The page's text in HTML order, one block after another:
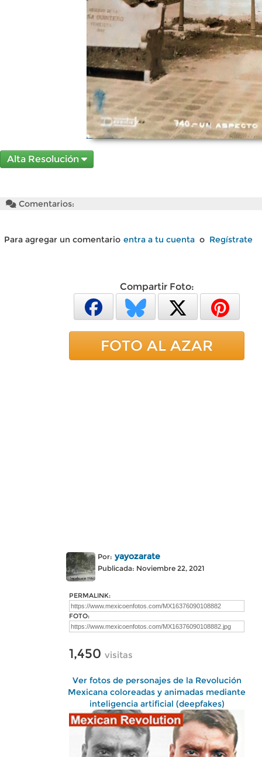
Alta Resolución
Comentarios:
Para agregar un comentario entra a tu cuenta o Regístrate
Compartir Foto:
FOTO AL AZAR
Por: yayozarate
Publicada: Noviembre 22, 2021
PERMALINK:
FOTO:
1,450 visitas
Ver fotos de personajes de la Revolución
Mexicana coloreadas y animadas mediante
inteligencia artificial (deepfakes)